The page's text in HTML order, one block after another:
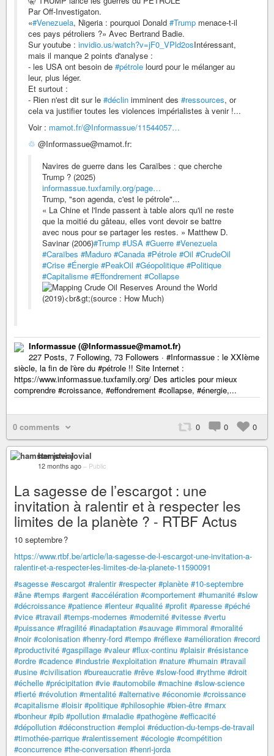
Par Off-Investigaton.
«#Venezuela, Nigeria : pourquoi Donald #Trump menace-t-il
ces pays pétroliers ?» Avec Bertrand Badie.
Sur youtube : invidio.us/watch?v=jF0_VPld2osIntéressant,
mais il manque 2 points d'analyse :
- les USA ont besoin de #pétrole lourd pour le mélanger au
leur, plus léger.
Et surtout :
- Rien n'est dit sur le #déclin imminent des #ressources, or
cela va justifier toutes les violences impérialistes à venir !...
Voir : mamot.fr/@Informassue/11544057…
♲ @Informassue@mamot.fr:
Navires de guerre dans les Caraïbes : que cherche
Trump ? (2025)
informassue.tuxfamily.org/page…
Trump, "son agenda, c'est le pétrole"...
« La Chine et l'Inde passent à table alors qu'il ne reste
que la moitié du gâteau, elles vont devoir se battre
avec nous pour se partager les restes. » Matthew D.
Savinar (2006)#Trump #USA #Guerre #Venezuela
#Caraïbes #Maduro #Canada #Pétrole #Oil #CrudeOil
#Crise #Énergie #PeakOil #Géopolitique #Politique
#Capitalisme #Effondrement #Collapse
Informassue (@Informassue@mamot.fr)
227 Posts, 7 Following, 73 Followers · #Informassue : le XXIème
siècle, la fin de l'ère du #pétrole !! Site Internet :
https://www.informassue.tuxfamily.org/ Des articles pour mieux
comprendre #croissance, #effondrement #collapse, #énergie,...
0 comments 0 0 0
hamster jovial
12 months ago – Public
La sagesse de l’escargot : une
invitation à ralentir et à respecter les
limites de la planète ? - RTBF Actus
10 septembre ?
https://www.rtbf.be/article/la-sagesse-de-l-escargot-une-invitation-a-
ralentir-et-a-respecter-les-limites-de-la-planete-11590091
#sagesse #escargot #ralentir #respecter #planète #10-septembre
#âne #temps #argent #accélération #comportement #humanité #slow
#décroissance #patience #lenteur #qualité #profit #paresse #péché
#vice #travail #temps-modernes #modernité #vitesse #vertu
#puissance #fragilité #inadaptation #sauvage #immoral #moralité
#noir #colonisation #henry-ford #tempo #réflexe #amélioration #record
#productivité #gaspillage #valeur #flux-continu #plaisir #résistance
#ordre #cadence #industrie #exploitation #nature #humain #travail
#usine #civilisation #bureaucratie #rêve #slow-food #rythme #droit
#échelle #précipitation #vie #automobile #machine #slow-science
#fierté #révolution #mentalité #alternative #économie #croissance
#capitalisme #loisir #politique #philosophie #bien-être #marx
#bonheur #pib #pollution #maladie #pathogène #efficacité
#dépollution #déconstruction #emploi #réduction-du-temps-de-travail
#timothée-parrique #ralentissement #écologie #compétition
#concurrence #the-conversation #henri-jorda